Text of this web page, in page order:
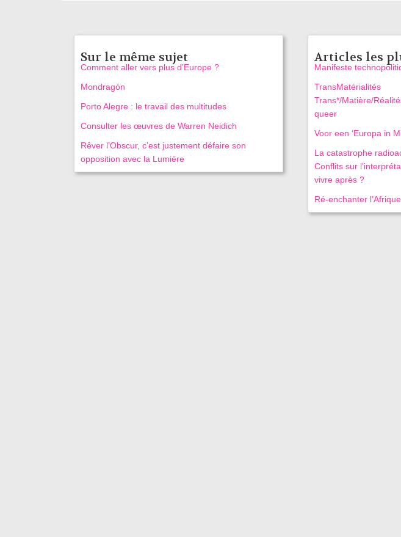
Sur le même sujet
Comment aller vers plus d’Europe ?
Mondragón
Porto Alegre : le travail des multitudes
Consulter les œuvres de Warren Neidich
Rêver l’Obscur, c’est justement défaire son
opposition avec la Lumière
Articles les
Manifeste
TransMatérialités
Trans*/Matière/
queer
Voor een ‘Europa in
La catastrophe
Conflits sur
vivre après ?
Ré-enchanter l’Afrique